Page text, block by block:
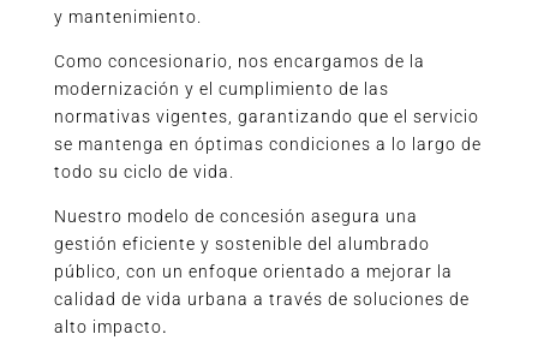
y mantenimiento.
Como concesionario, nos encargamos de la
modernización y el cumplimiento de las
normativas vigentes, garantizando que el servicio
se mantenga en óptimas condiciones a lo largo de
todo su ciclo de vida.
Nuestro modelo de concesión asegura una
gestión eficiente y sostenible del alumbrado
público, con un enfoque orientado a mejorar la
calidad de vida urbana a través de soluciones de
alto impacto.